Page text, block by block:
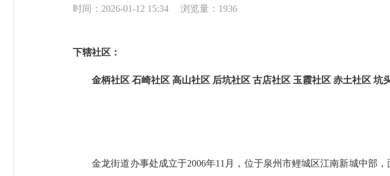
时间：2026-01-12 15:34 浏览量： 1936
下辖社区：
金柄社区 石崎社区 高山社区 后坑社区 古店社区 玉霞社区 赤土社区 坑
金龙街道办事处成立于2006年11月，位于泉州市鲤城区江南新城中部，